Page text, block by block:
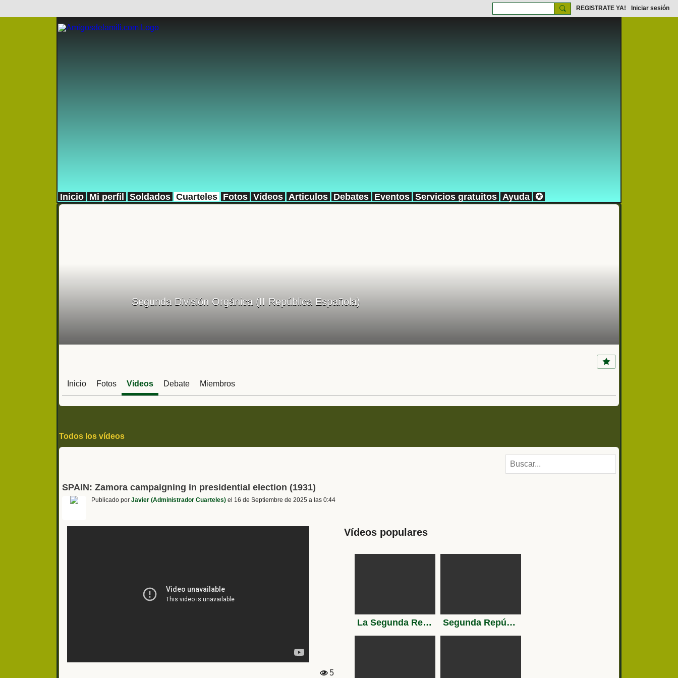
REGISTRATE YA! Iniciar sesión
Inicio Mi perfil Soldados Cuarteles Fotos Vídeos Articulos Debates Eventos Servicios gratuitos Ayuda ✪
Segunda División Orgánica (II República Española)
Inicio Fotos Videos Debate Miembros
Todos los vídeos
SPAIN: Zamora campaigning in presidential election (1931)
Publicado por Javier (Administrador Cuarteles) el 16 de Septiembre de 2025 a las 0:44
5
Vídeos populares
La Segunda República española 1931- 1936 Segunda República Española | La Revolución de Asturias